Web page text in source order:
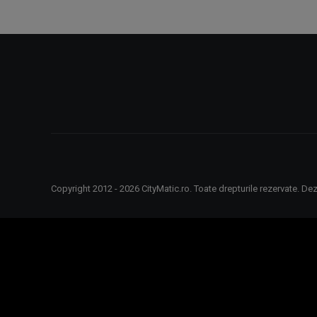
Copyright 2012 - 2026 CityMatic.ro. Toate drepturile rezervate.